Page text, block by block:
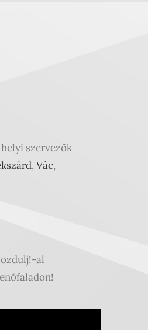
szervezők
, Vác,
al